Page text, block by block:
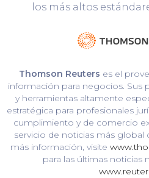
los más altos
Thomson Reuters es el
información para negocios. Sus
y herramientas altamente
estratégica para profesionales
cumplimiento y de comercio
servicio de noticias más global
más información, visite
para las últimas noticias